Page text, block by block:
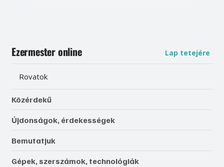
Ezermester online Lap tetejére
Rovatok
Közérdekű
Újdonságok, érdekességek
Bemutatjuk
Gépek, szerszámok, technológiák